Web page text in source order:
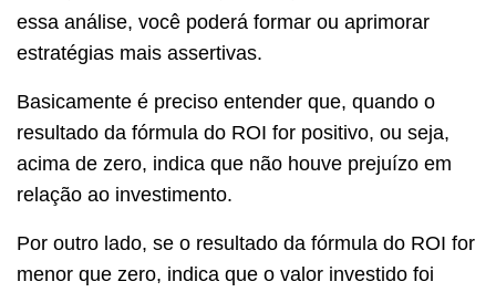
essa análise, você poderá formar ou aprimorar
estratégias mais assertivas.
Basicamente é preciso entender que, quando o
resultado da fórmula do ROI for positivo, ou seja,
acima de zero, indica que não houve prejuízo em
relação ao investimento.
Por outro lado, se o resultado da fórmula do ROI for
menor que zero, indica que o valor investido foi